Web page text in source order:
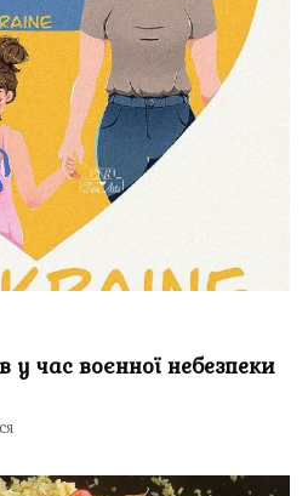
у час воєнної небезпеки